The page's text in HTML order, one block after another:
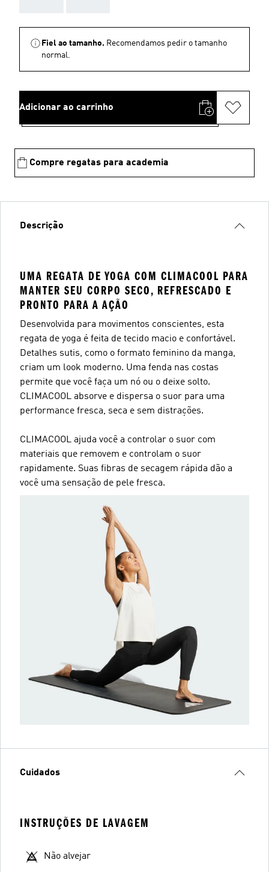
Fiel ao tamanho. Recomendamos pedir o tamanho
normal.
Adicionar ao carrinho
Compre regatas para academia
Descrição
UMA REGATA DE YOGA COM CLIMACOOL PARA
MANTER SEU CORPO SECO, REFRESCADO E
PRONTO PARA A AÇÃO
Desenvolvida para movimentos conscientes, esta
regata de yoga é feita de tecido macio e confortável.
Detalhes sutis, como o formato feminino da manga,
criam um look moderno. Uma fenda nas costas
permite que você faça um nó ou o deixe solto.
CLIMACOOL absorve e dispersa o suor para uma
performance fresca, seca e sem distrações.
CLIMACOOL ajuda você a controlar o suor com
materiais que removem e controlam o suor
rapidamente. Suas fibras de secagem rápida dão a
você uma sensação de pele fresca.
Cuidados
INSTRUÇÕES DE LAVAGEM
Não alvejar